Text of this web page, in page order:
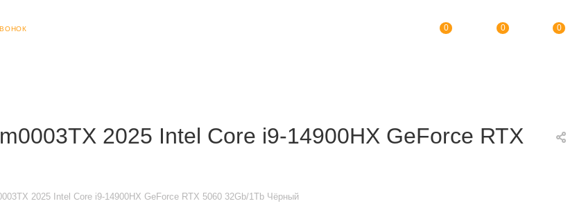
0 0 0
2025 Intel Core i9-14900HX GeForce RTX
2025 Intel Core i9-14900HX GeForce RTX 5060 32Gb/1Tb Чёрный